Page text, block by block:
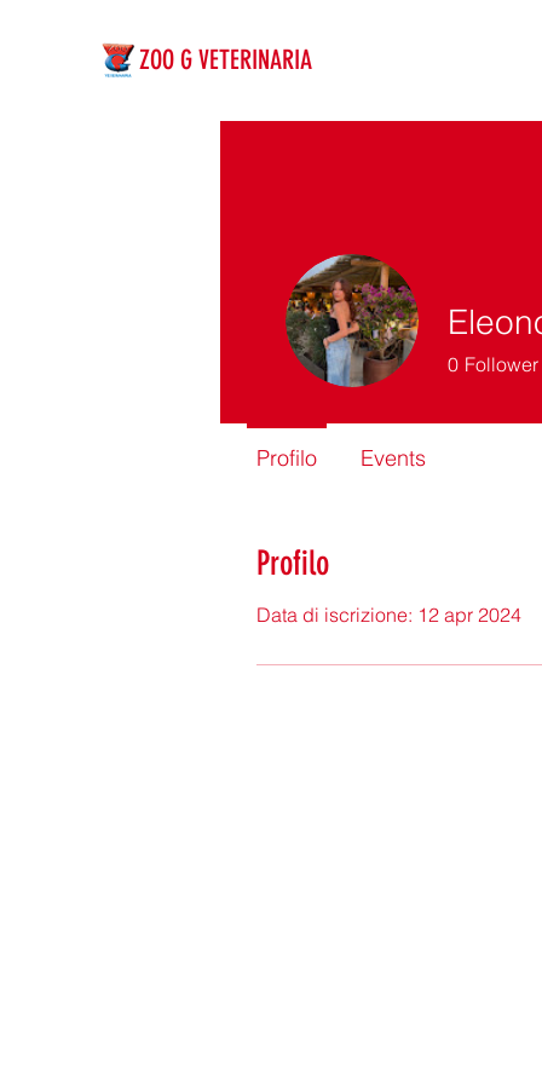
ZOO G VETERINARIA
Profilo
Data di iscrizione: 12 apr 2024
0 Follower
Profilo Events